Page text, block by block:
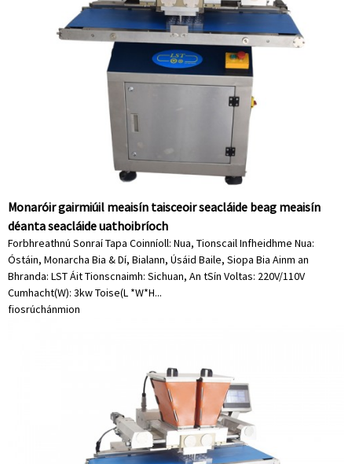
Monaróir gairmiúil meaisín taisceoir seacláide beag meaisín
déanta seacláide uathoibríoch
Forbhreathnú Sonraí Tapa Coinníoll: Nua, Tionscail Infheidhme Nua:
Óstáin, Monarcha Bia & Dí, Bialann, Úsáid Baile, Siopa Bia Ainm an
Bhranda: LST Áit Tionscnaimh: Sichuan, An tSín Voltas: 220V/110V
Cumhacht(W): 3kw Toise(L *W*H...
fiosrúchánmion